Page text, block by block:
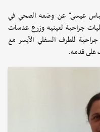
عيسى" عن وضعه الصحي في
جراحية لعينيه وزرع عدسات
للطرف السفلي الأيسر مع
على قدمه.